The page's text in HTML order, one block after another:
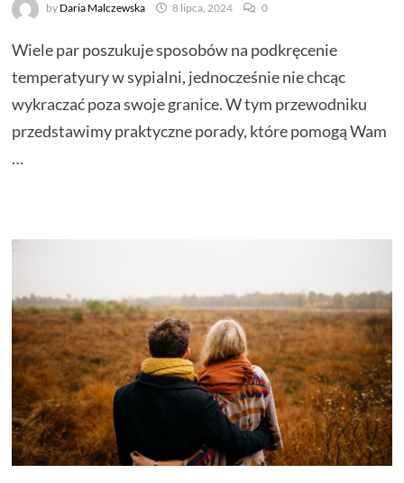
by Daria Malczewska 8 lipca, 2024 0
Wiele par poszukuje sposobów na podkręcenie
temperatyury w sypialni, jednocześnie nie chcąc
wykraczać poza swoje granice. W tym przewodniku
przedstawimy praktyczne porady, które pomogą Wam
…